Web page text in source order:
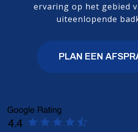
ervaring op het gebied
uiteenlopende
PLAN EEN